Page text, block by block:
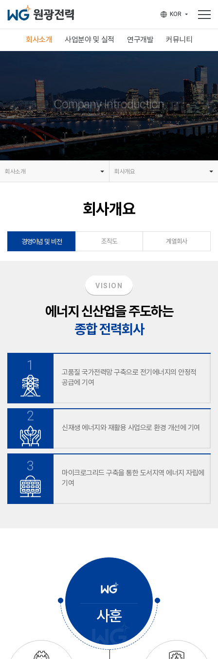
회사소개
연혁 및 수상
주요 파트너
오시는 길
사업분야 및 실적 연구개발 커뮤니티
KOR
English
Company Introduction
회사소개 회사개요
회사개요
경영이념 및 비전 조직도 계열회사
VISION
에너지 신산업을 주도하는
종합 전력회사
1 고품질 국가전력망 구축으로 전기에너지의 안정적
공급에 기여
2
신재생 에너지와 재활용 사업으로 환경 개선에 기여
3
마이크로그리드 구축을 통한 도서지역 에너지 자립에
기여
사훈